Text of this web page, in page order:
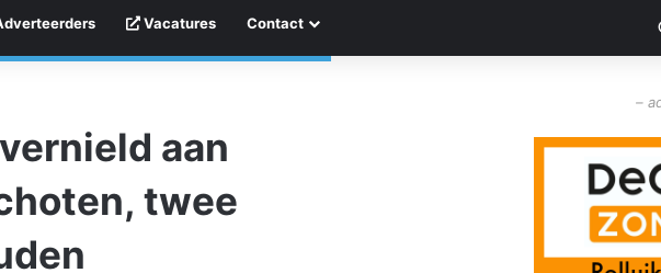
Vacatures Contact
aan
twee
–